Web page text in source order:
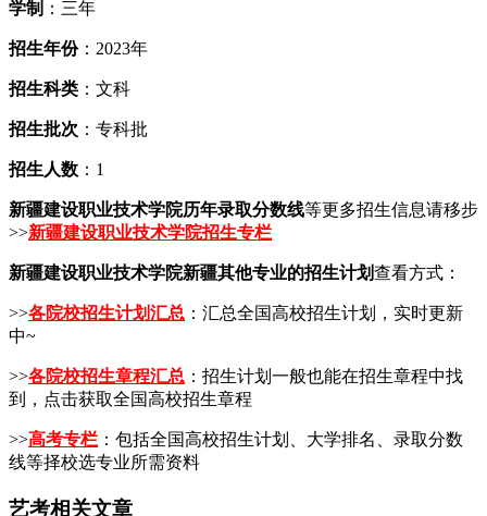
学制 ：三年
招生年份：2023年
招生科类 ：文科
招生批次 ：专科批
招生人数 ：1
新疆建设职业技术学院历年录取分数线等更多招生信息请移步
>>新疆建设职业技术学院招生专栏
新疆建设职业技术学院新疆其他专业的招生计划查看方式：
>>各院校招生计划汇总 ：汇总全国高校招生计划，实时更新
中~
>>各院校招生章程汇总 ：招生计划一般也能在招生章程中找
到，点击获取全国高校招生章程
>>高考专栏 ：包括全国高校招生计划、大学排名、录取分数
线等择校选专业所需资料
艺考相关文章